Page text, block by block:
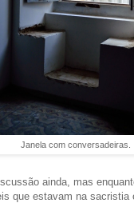
Janela com conversadeiras.
ainda, mas
que estavam na